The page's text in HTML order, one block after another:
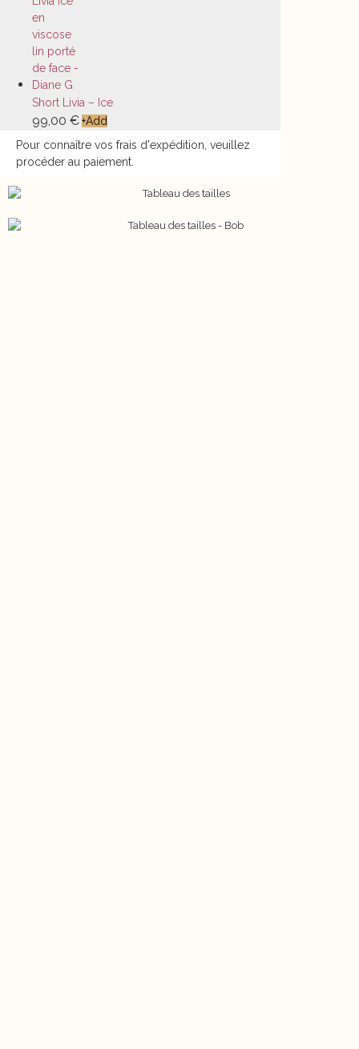
Short Livia – Ice
99,00 €+Add
Pour connaître vos frais d'expédition, veuillez
procéder au paiement.